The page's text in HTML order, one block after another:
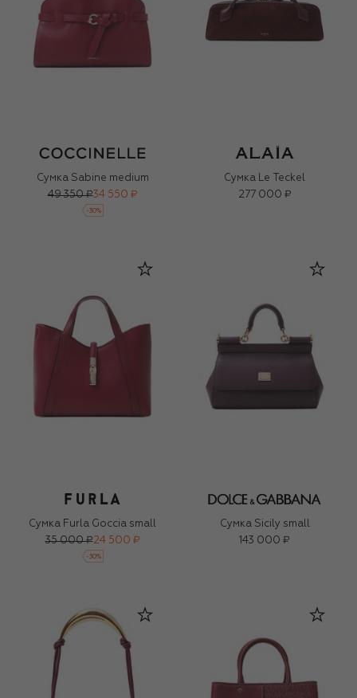
Сумка Sabine medium
49 350 ₽34 550 ₽
-30%
Сумка Le Teckel
277 000 ₽
Сумка Furla Goccia small
35 000 ₽24 500 ₽
-30%
Сумка Sicily small
143 000 ₽